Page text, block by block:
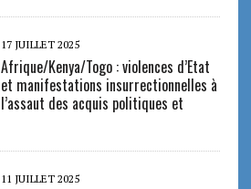
17 JUILLET 2025
Afrique/Kenya/Togo : violences d’Etat
et manifestations insurrectionnelles à
l’assaut des acquis politiques et
11 JUILLET 2025